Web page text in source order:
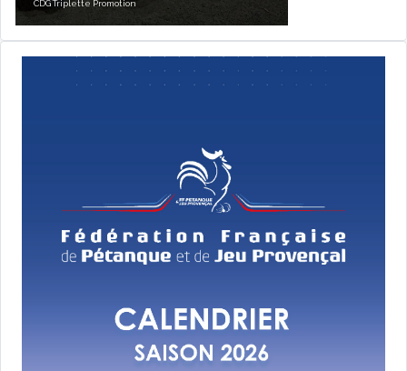
CDG Triplette Promotion